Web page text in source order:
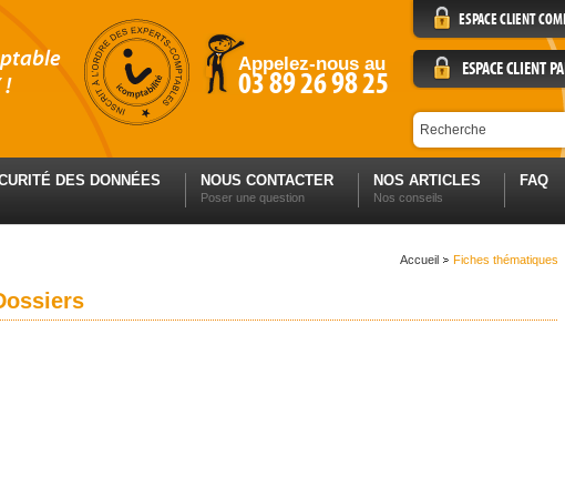
ESPACE CLIENT
ESPACE CLIENT
Appelez-nous au
03 89 26 98 25
!
DES DONNÉES NOUS CONTACTER
Poser une question
NOS ARTICLES
Nos conseils
FAQ
Accueil Fiches thématiques